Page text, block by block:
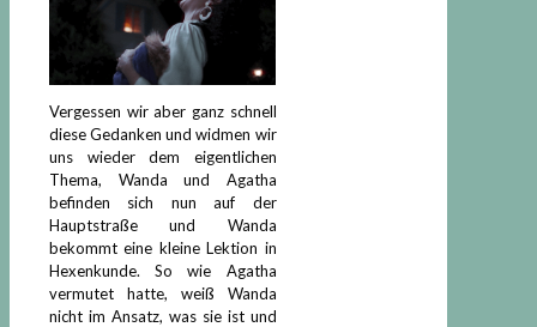
Vergessen wir aber ganz schnell
diese Gedanken und widmen wir
uns wieder dem eigentlichen
Thema, Wanda und Agatha
befinden sich nun auf der
Hauptstraße und Wanda
bekommt eine kleine Lektion in
Hexenkunde. So wie Agatha
vermutet hatte, weiß Wanda
nicht im Ansatz, was sie ist und